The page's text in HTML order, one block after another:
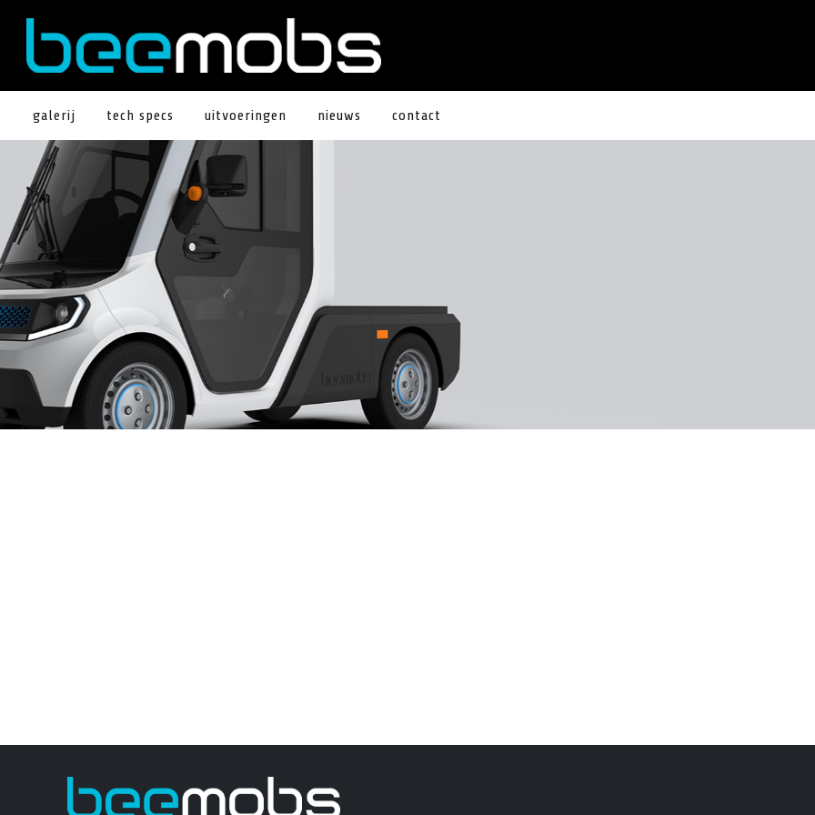
galerij tech specs uitvoeringen nieuws contact